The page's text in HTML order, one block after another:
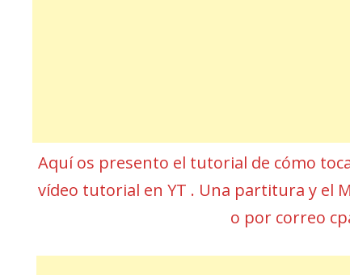
Aquí os presento el tutorial de cómo
vídeo tutorial en YT . Una partitura y el
o por correo